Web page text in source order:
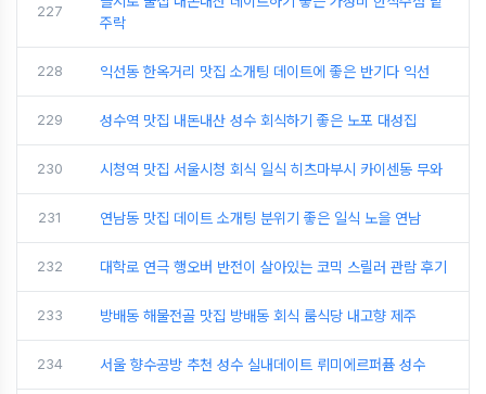
227
주락
228 익선동 한옥거리 맛집 소개팅 데이트에 좋은 반기다 익선
229 성수역 맛집 내돈내산 성수 회식하기 좋은 노포 대성집
230 시청역 맛집 서울시청 회식 일식 히츠마부시 카이센동 무와
231 연남동 맛집 데이트 소개팅 분위기 좋은 일식 노을 연남
232 대학로 연극 행오버 반전이 살아있는 코믹 스릴러 관람 후기
233 방배동 해물전골 맛집 방배동 회식 룸식당 내고향 제주
234 서울 향수공방 추천 성수 실내데이트 뤼미에르퍼퓸 성수